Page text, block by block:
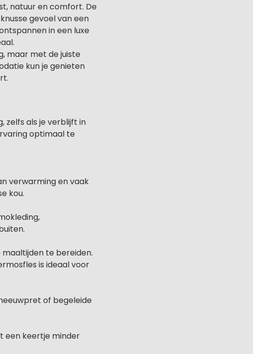
natuur en comfort. De
gevoel van een
in een luxe
maar met de juiste
kun je genieten
zelfs als je verblijft in
optimaal te
verwarming en vaak
kou.
te bereiden.
is ideaal voor
of begeleide
een keertje minder